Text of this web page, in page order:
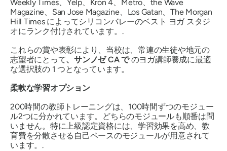
Weekly Times、Yelp、Kron 4、Metro、the Wave
Magazine、San Jose Magazine、Los Gatan、The Morgan
Hill Times によってシリコンバレーのベスト ヨガ スタジ
オにランク付けされています。.
これらの賞や表彰により、当校は、常連の生徒や地元の
志望者にとって、サンノゼ CA でのヨガ講師養成に最適
な選択肢の 1 つとなっています。
柔軟な学習オプション
200時間の教師トレーニングは、100時間ずつのモジュー
ル2つに分かれています。どちらのモジュールも順番は問
いません。特に上級認定資格には、学習効果を高め、教
育費を分散させる自己ペースのモジュールが用意されて
います。.